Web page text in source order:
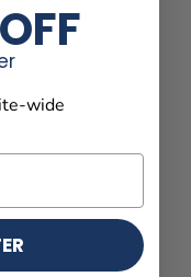
arrière :
les encoches des
les
wide